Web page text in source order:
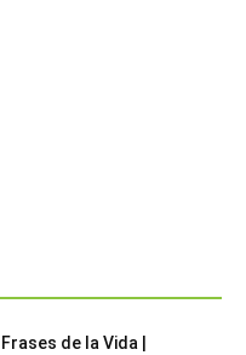
de la Vida |